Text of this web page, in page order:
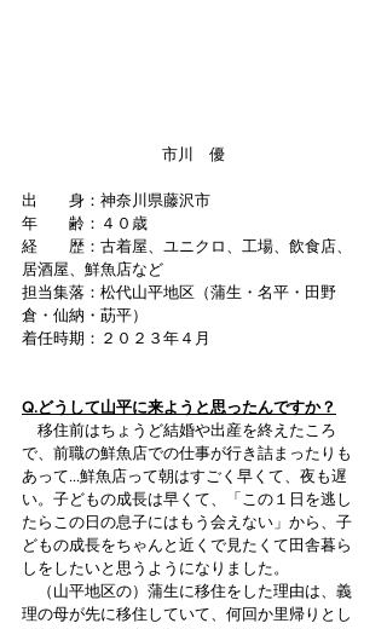
市川　優
出　　身：神奈川県藤沢市
年　　齢：４０歳
経　　歴：古着屋、ユニクロ、工場、飲食店、
居酒屋、鮮魚店など
担当集落：松代山平地区（蒲生・名平・田野
倉・仙納・莇平）
着任時期：２０２３年４月
Q.どうして山平に来ようと思ったんですか？
移住前はちょうど結婚や出産を終えたころ
で、前職の鮮魚店での仕事が行き詰まったりも
あって…鮮魚店って朝はすごく早くて、夜も遅
い。子どもの成長は早くて、「この１日を逃し
たらこの日の息子にはもう会えない」から、子
どもの成長をちゃんと近くで見たくて田舎暮ら
しをしたいと思うようになりました。
（山平地区の）蒲生に移住をした理由は、義
理の母が先に移住していて、何回か里帰りとし